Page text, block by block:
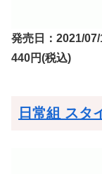
発売日：2021/
440円(税込)
日常組 スタ